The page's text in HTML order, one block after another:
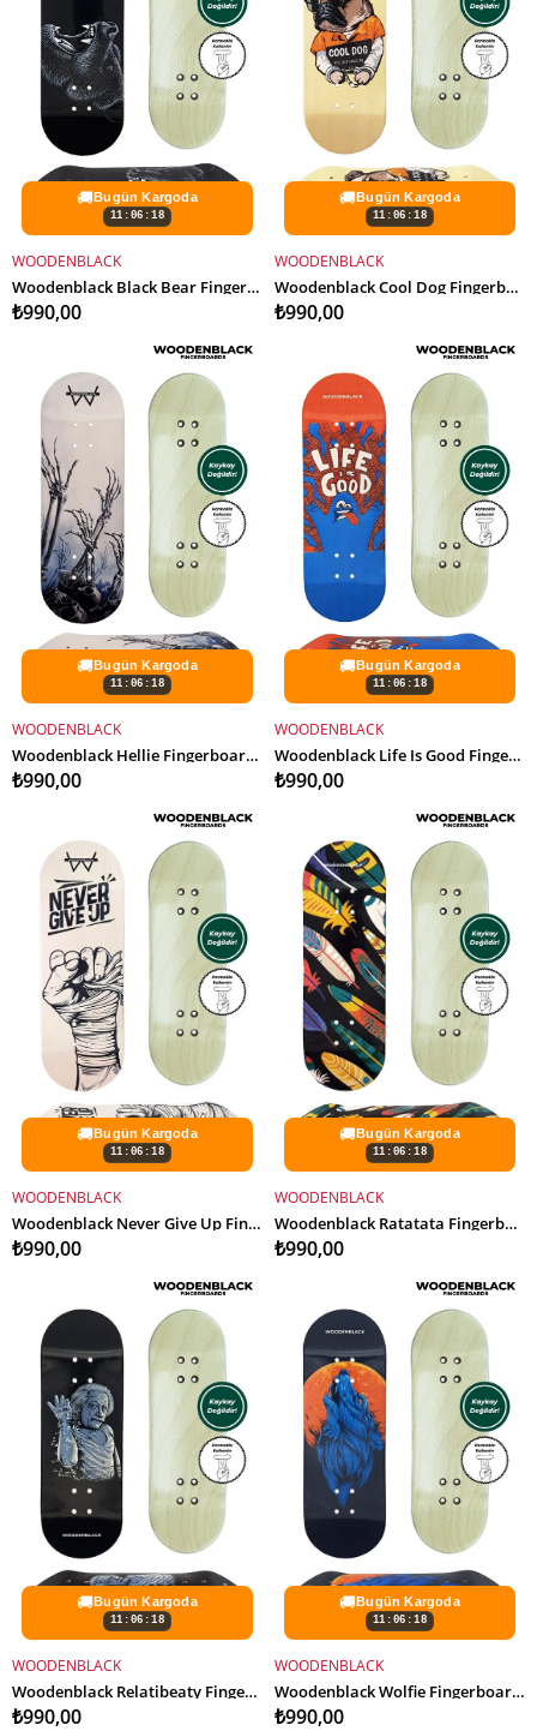
🚚Bugün Kargoda
11:06:16
SEPETE EKLE
WOODENBLACK
Woodenblack Black Bear Fingerboard Deck
₺990,00
🚚Bugün Kargoda
11:06:16
SEPETE EKLE
WOODENBLACK
Woodenblack Cool Dog Fingerboard Deck
₺990,00
🚚Bugün Kargoda
11:06:16
SEPETE EKLE
WOODENBLACK
Woodenblack Hellie Fingerboard Deck
₺990,00
🚚Bugün Kargoda
11:06:16
SEPETE EKLE
WOODENBLACK
Woodenblack Life Is Good Fingerboard Deck
₺990,00
🚚Bugün Kargoda
11:06:16
SEPETE EKLE
WOODENBLACK
Woodenblack Never Give Up Fingerboard Deck
₺990,00
🚚Bugün Kargoda
11:06:16
SEPETE EKLE
WOODENBLACK
Woodenblack Ratatata Fingerboard Deck
₺990,00
🚚Bugün Kargoda
11:06:16
SEPETE EKLE
WOODENBLACK
Woodenblack Relatibeaty Fingerboard Deck
₺990,00
🚚Bugün Kargoda
11:06:16
SEPETE EKLE
WOODENBLACK
Woodenblack Wolfie Fingerboard Deck
₺990,00